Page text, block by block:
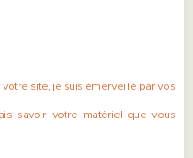
site, je suis émerveillé par vos
savoir votre matériel que vous